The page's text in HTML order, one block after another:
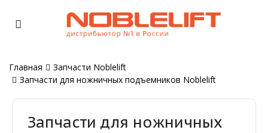
Главная
Запчасти Noblelift
Запчасти для ножничных подъемников Noblelift
Запчасти для ножничных